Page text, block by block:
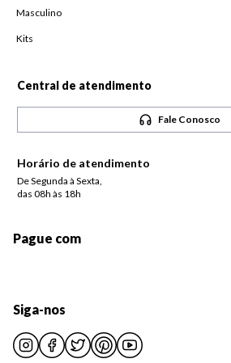
Masculino
Kits
Central de atendimento
Fale Conosco
Horário de atendimento
De Segunda à Sexta,
das 08h às 18h
Pague com
Siga-nos